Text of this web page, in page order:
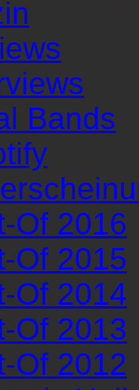
Bands
Of 2016
Of 2015
Of 2014
Of 2013
Of 2012